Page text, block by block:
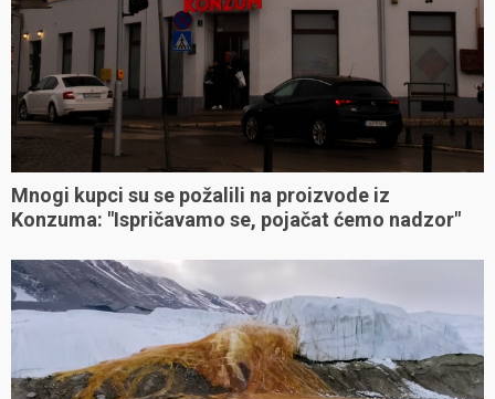
Mnogi kupci su se požalili na proizvode iz
Konzuma: "Ispričavamo se, pojačat ćemo nadzor"